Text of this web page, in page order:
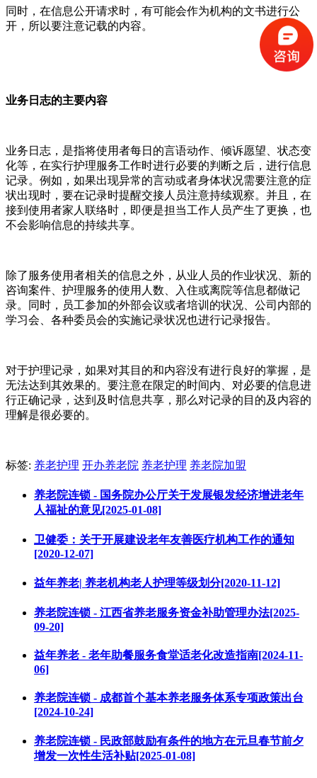
同时，在信息公开请求时，有可能会作为机构的文书进行公
开，所以要注意记载的内容。
业务日志的主要内容
业务日志，是指将使用者每日的言语动作、倾诉愿望、状态变
化等，在实行护理服务工作时进行必要的判断之后，进行信息
记录。例如，如果出现异常的言动或者身体状况需要注意的症
状出现时，要在记录时提醒交接人员注意持续观察。并且，在
接到使用者家人联络时，即便是担当工作人员产生了更换，也
不会影响信息的持续共享。
除了服务使用者相关的信息之外，从业人员的作业状况、新的
咨询案件、护理服务的使用人数、入住或离院等信息都做记
录。同时，员工参加的外部会议或者培训的状况、公司内部的
学习会、各种委员会的实施记录状况也进行记录报告。
对于护理记录，如果对其目的和内容没有进行良好的掌握，是
无法达到其效果的。要注意在限定的时间内、对必要的信息进
行正确记录，达到及时信息共享，那么对记录的目的及内容的
理解是很必要的。
标签: 养老护理 开办养老院 养老护理 养老院加盟
养老院连锁 - 国务院办公厅关于发展银发经济增进老年
人福祉的意见[2025-01-08]
卫健委：关于开展建设老年友善医疗机构工作的通知
[2020-12-07]
益年养老| 养老机构老人护理等级划分[2020-11-12]
养老院连锁 - 江西省养老服务资金补助管理办法[2025-
09-20]
益年养老 - 老年助餐服务食堂适老化改造指南[2024-11-
06]
养老院连锁 - 成都首个基本养老服务体系专项政策出台
[2024-10-24]
养老院连锁 - 民政部鼓励有条件的地方在元旦春节前夕
增发一次性生活补贴[2025-01-08]